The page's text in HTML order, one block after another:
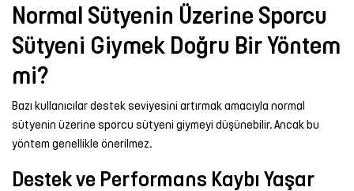
Normal Sütyenin Üzerine Sporcu
Sütyeni Giymek Doğru Bir Yöntem
mi?
Bazı kullanıcılar destek seviyesini artırmak amacıyla normal
sütyenin üzerine sporcu sütyeni giymeyi düşünebilir. Ancak bu
yöntem genellikle önerilmez.
Destek ve Performans Kaybı Yaşar